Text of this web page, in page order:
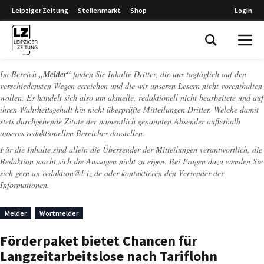
Leipziger Zeitung Stellenmarkt Shop Login
Im Bereich „Melder“ finden Sie Inhalte Dritter, die uns tagtäglich auf den
verschiedensten Wegen erreichen und die wir unseren Lesern nicht vorenthalten
wollen. Es handelt sich also um aktuelle, redaktionell nicht bearbeitete und auf
ihren Wahrheitsgehalt hin nicht überprüfte Mitteilungen Dritter. Welche damit
stets durchgehende Zitate der namentlich genannten Absender außerhalb
unseres redaktionellen Bereiches darstellen.
Für die Inhalte sind allein die Übersender der Mitteilungen verantwortlich, die
Redaktion macht sich die Aussagen nicht zu eigen. Bei Fragen dazu wenden Sie
sich gern an redaktion@l-iz.de oder kontaktieren den Versender der
Informationen.
Melder Wortmelder
Förderpaket bietet Chancen für
Langzeitarbeitslose nach Tariflohn